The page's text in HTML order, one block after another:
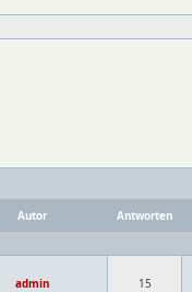
Autor Antworten
admin 15